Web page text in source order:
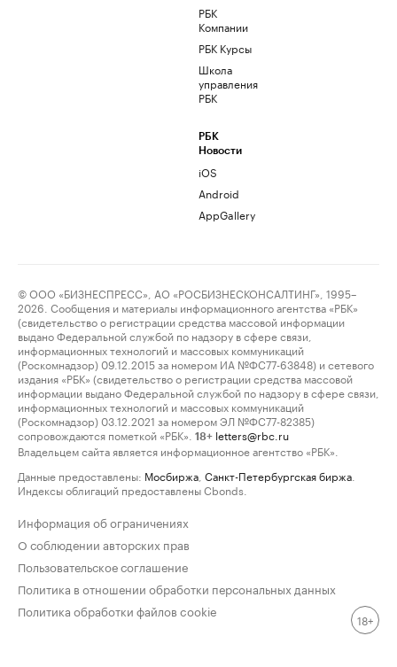
РБК
Компании
РБК Курсы
Школа
управления
РБК
РБК
Новости
iOS
Android
AppGallery
© ООО «БИЗНЕСПРЕСС», АО «РОСБИЗНЕСКОНСАЛТИНГ», 1995–
2026. Сообщения и материалы информационного агентства «РБК»
(свидетельство о регистрации средства массовой информации
выдано Федеральной службой по надзору в сфере связи,
информационных технологий и массовых коммуникаций
(Роскомнадзор) 09.12.2015 за номером ИА №ФС77-63848) и сетевого
издания «РБК» (свидетельство о регистрации средства массовой
информации выдано Федеральной службой по надзору в сфере связи,
информационных технологий и массовых коммуникаций
(Роскомнадзор) 03.12.2021 за номером ЭЛ №ФС77-82385)
сопровождаются пометкой «РБК».
18+ letters@rbc.ru
Владельцем сайта является информационное агентство «РБК».
Данные предоставлены: Мосбиржа Санкт-Петербургская биржа
Индексы облигаций предоставлены Cbonds.
Информация об ограничениях
О соблюдении авторских прав
Пользовательское соглашение
Политика в отношении обработки персональных данных
Политика обработки файлов cookie
18+